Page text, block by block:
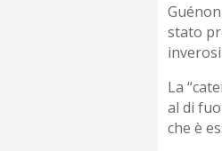
stato
La
al di
che è